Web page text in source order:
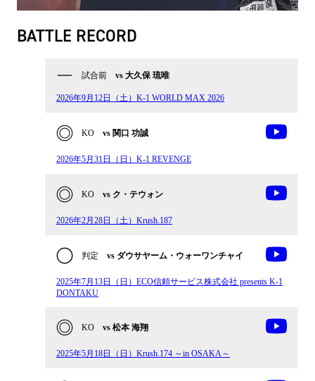
BATTLE RECORD
試合前 vs 大久保 琉唯
2026年9月12日（土）K-1 WORLD MAX 2026
KO vs 関口 功誠
2026年5月31日（日）K-1 REVENGE
KO vs ク・テウォン
2026年2月28日（土）Krush.187
判定 vs ダウサヤーム・ウォーワンチャイ
2025年7月13日（日）ECO信頼サービス株式会社 presents K-1
DONTAKU
KO vs 松本 海翔
2025年5月18日（日）Krush.174 ～in OSAKA～